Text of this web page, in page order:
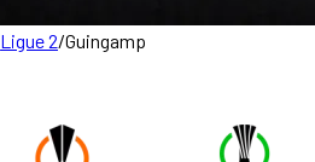
Ligue 2/Guingamp